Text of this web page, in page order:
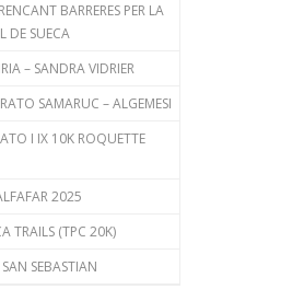
BARRERES PER LA
DE SUECA
– SANDRA VIDRIER
SAMARUC – ALGEMESI
I IX 10K ROQUETTE
2025
TRAILS (TPC 20K)
SEBASTIAN